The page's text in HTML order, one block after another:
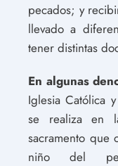
pecados; y
llevado a
tener distintas
En algunas
Iglesia Católica
se realiza en
sacramento que
niño del